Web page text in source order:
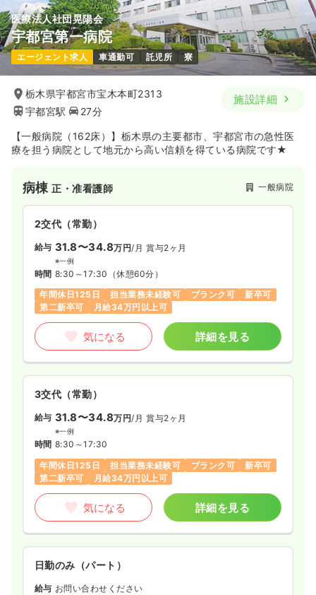
医療法人社団晃陽会
宇都宮第一病院
エージェント求人 車通勤可 託児所 寮
栃木県宇都宮市宝木本町2313
宇都宮駅
27分
施設詳細
【一般病院（162床）】栃木県の主要都市、宇都宮市の急性医
療を担う病院として地元から高い信頼を得ている病院です★
病棟正・准看護師 一般病院
2交代（常勤）
給与 31.8〜34.8万円/月 賞与2ヶ月
※一例
時間 8:30～17:30 （休憩60分）
年間休日125日
担当業務未経験可 ブランク可
新卒可
第二新卒可
月給34万円以上可
気になる 詳細を見る
3交代（常勤）
給与 31.8〜34.8万円/月 賞与2ヶ月
※一例
時間 8:30～17:30
年間休日125日
担当業務未経験可 ブランク可
新卒可
第二新卒可
月給34万円以上可
気になる 詳細を見る
日勤のみ（パート）
給与 お問い合わせください